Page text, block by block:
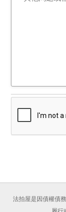
法拍屋是因債權債